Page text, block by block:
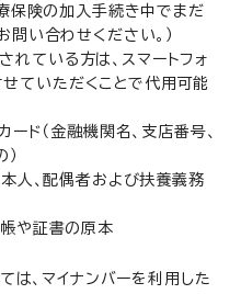
保険の加入手続き中でまだ
い合わせください。）
れている方は、スマートフォ
ていただくことで代用可能
ド（金融機関名、支店番号、
人、配偶者および扶養義務
や証書の原本
、マイナンバーを利用した